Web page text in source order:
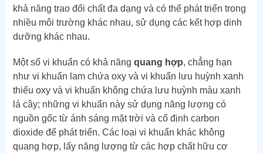
khả năng trao đổi chất đa dạng và có thể phát triển trong
nhiều môi trường khác nhau, sử dụng các kết hợp dinh
dưỡng khác nhau.
Một số vi khuẩn có khả năng quang hợp, chẳng hạn
như vi khuẩn lam chứa oxy và vi khuẩn lưu huỳnh xanh
thiếu oxy và vi khuẩn không chứa lưu huỳnh màu xanh
lá cây; những vi khuẩn này sử dụng năng lượng có
nguồn gốc từ ánh sáng mặt trời và cố định carbon
dioxide để phát triển. Các loại vi khuẩn khác không
quang hợp, lấy năng lượng từ các hợp chất hữu cơ